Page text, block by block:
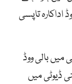
اداکارہ تاپسی
میں بالی ووڈ
ڈیوٹی میں